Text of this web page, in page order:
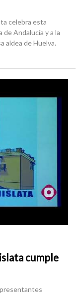
celebra esta
de Andalucía y a la
aldea de Huelva.
cumple